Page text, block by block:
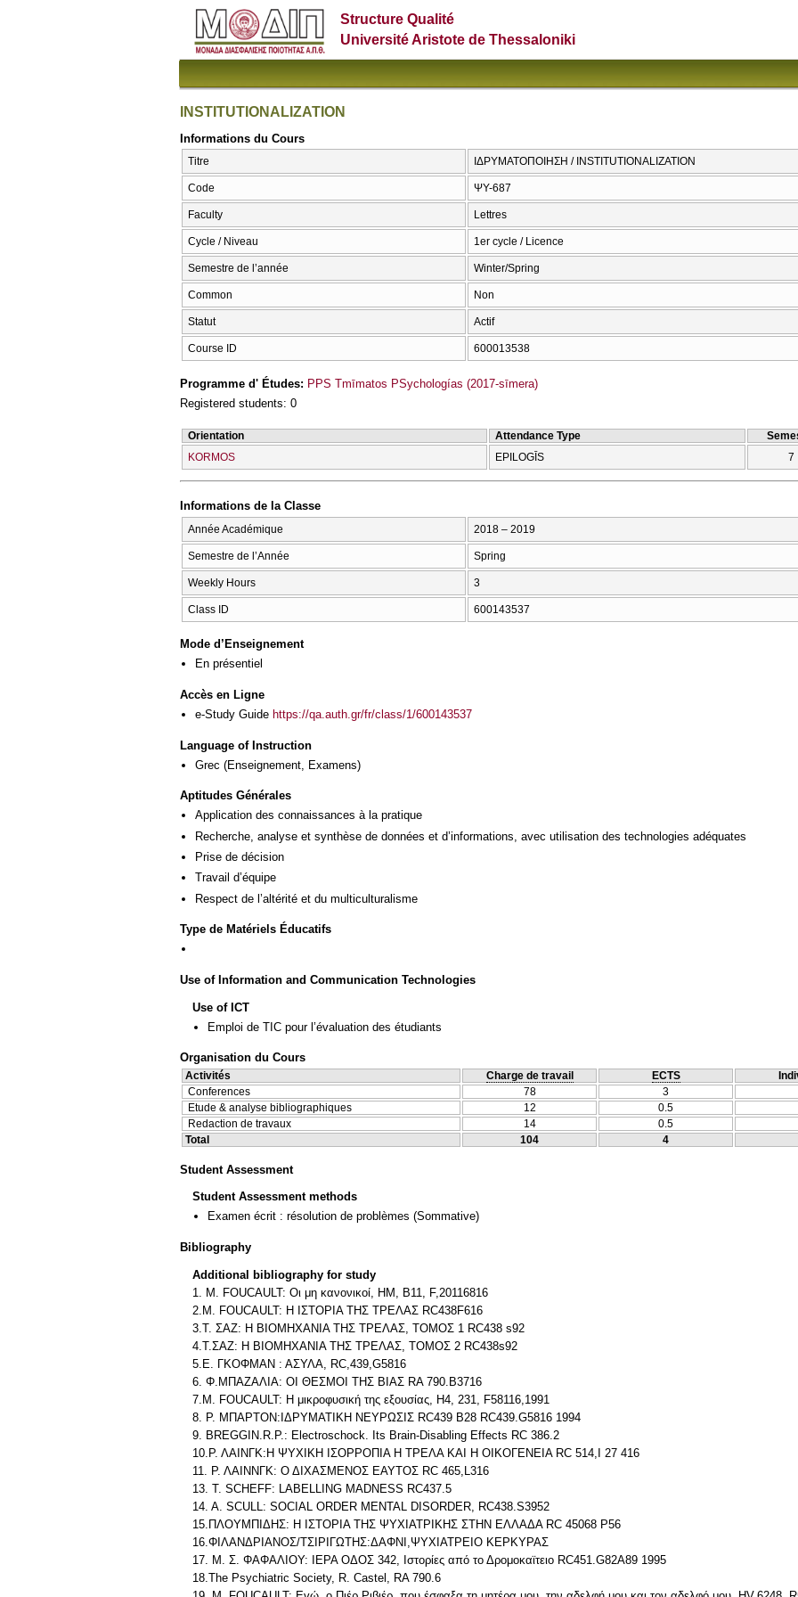
Structure Qualité
Université Aristote de Thessaloniki
INSTITUTIONALIZATION
Informations du Cours
Titre ΙΔΡΥΜΑΤΟΠΟΙΗΣΗ / INSTITUTIONALIZATION
Code ΨΥ-687
Faculty Lettres
Cycle / Niveau 1er cycle / Licence
Semestre de l’année Winter/Spring
Common Non
Statut Actif
Course ID 600013538
Programme d' Études: PPS Tmīmatos PSychologías (2017-sīmera)
Registered students: 0
Orientation Attendance Type
KORMOS
EPILOGĪS 7
Informations de la Classe
Année Académique 2018 – 2019
Semestre de l’Année Spring
Weekly Hours 3
Class ID 600143537
Mode d’Enseignement
En présentiel
Accès en Ligne
e-Study Guide https://qa.auth.gr/fr/class/1/600143537
Language of Instruction
Grec (Enseignement, Examens)
Aptitudes Générales
Application des connaissances à la pratique
Recherche, analyse et synthèse de données et d’informations, avec utilisation des technologies adéquates
Prise de décision
Travail d’équipe
Respect de l’altérité et du multiculturalisme
Type de Matériels Éducatifs
Use of Information and Communication Technologies
Use of ICT
Emploi de TIC pour l’évaluation des étudiants
Organisation du Cours
Activités Charge de travail ECTS
Conferences
78
3
Etude & analyse bibliographiques
12
0.5
Redaction de travaux
14
0.5
Total
104 4
Student Assessment
Student Assessment methods
Examen écrit : résolution de problèmes (Sommative)
Bibliography
Additional bibliography for study
1. M. FOUCAULT: Οι μη κανονικοί, ΗΜ, Β11, F,20116816
2.M. FOUCAULT: Η ΙΣΤΟΡΙΑ ΤΗΣ ΤΡΕΛΑΣ RC438F616
3.Τ. ΣΑΖ: Η ΒΙΟΜΗΧΑΝΙΑ ΤΗΣ ΤΡΕΛΑΣ, ΤΟΜΟΣ 1 RC438 s92
4.Τ.ΣΑΖ: Η ΒΙΟΜΗΧΑΝΙΑ ΤΗΣ ΤΡΕΛΑΣ, ΤΟΜΟΣ 2 RC438s92
5.Ε. ΓΚΟΦΜΑΝ : ΑΣΥΛΑ, RC,439,G5816
6. Φ.ΜΠΑΖΑΛΙΑ: ΟΙ ΘΕΣΜΟΙ ΤΗΣ ΒΙΑΣ RA 790.B3716
7.M. FOUCAULT: Η μικροφυσική της εξουσίας, Η4, 231, F58116,1991
8. Ρ. ΜΠΑΡΤΟΝ:ΙΔΡΥΜΑΤΙΚΗ ΝΕΥΡΩΣΙΣ RC439 B28 RC439.G5816 1994
9. BREGGIN.R.P.: Electroschock. Its Brain-Disabling Effects RC 386.2
10.Ρ. ΛΑΙΝΓΚ:Η ΨΥΧΙΚΗ ΙΣΟΡΡΟΠΙΑ Η ΤΡΕΛΑ ΚΑΙ Η ΟΙΚΟΓΕΝΕΙΑ RC 514,I 27 416
11. Ρ. ΛΑΙΝΝΓΚ: Ο ΔΙΧΑΣΜΕΝΟΣ ΕΑΥΤΟΣ RC 465,L316
13. T. SCHEFF: LABELLING MADNESS RC437.5
14. A. SCULL: SOCIAL ORDER MENTAL DISORDER, RC438.S3952
15.ΠΛΟΥΜΠΙΔΗΣ: Η ΙΣΤΟΡΙΑ ΤΗΣ ΨΥΧΙΑΤΡΙΚΗΣ ΣΤΗΝ ΕΛΛΑΔΑ RC 45068 P56
16.ΦΙΛΑΝΔΡΙΑΝΟΣ/ΤΣΙΡΙΓΩΤΗΣ:ΔΑΦΝΙ,ΨΥΧΙΑΤΡΕΙΟ ΚΕΡΚΥΡΑΣ
17. Μ. Σ. ΦΑΦΑΛΙΟΥ: ΙΕΡΑ ΟΔΟΣ 342, Ιστορίες από το Δρομοκαϊτειο RC451.G82A89 1995
18.Τhe Psychiatric Society, R. Castel, RA 790.6